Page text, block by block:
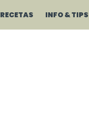
RECETAS INFO & TIPS